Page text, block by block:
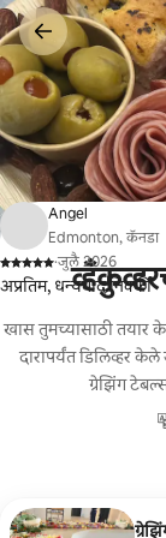
कंटेंटवर
जा
खास तुमच्यासाठी तयार
दारापर्यंत डिलिव्हर
ग्रेझिंग
Angel
Edmonton, कॅनडा
,
·जुलै 2026
अप्रतिम, धन्यवाद निक्की